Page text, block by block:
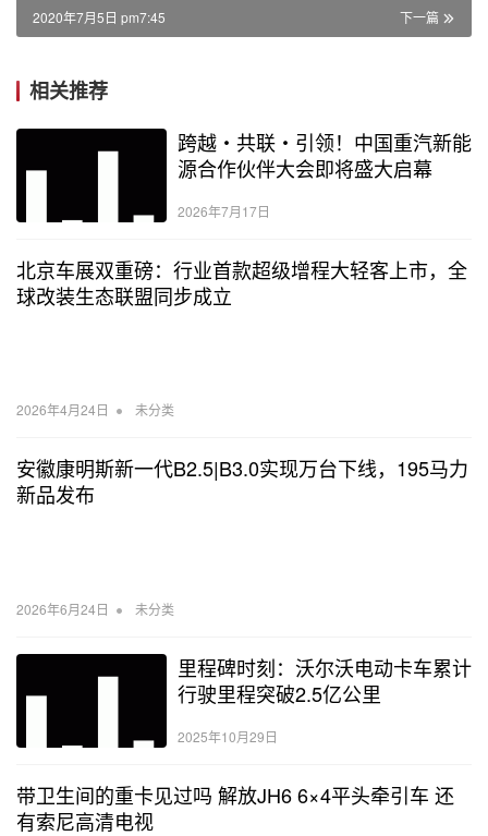
下一篇
2020年7月5日 pm7:45
相关推荐
跨越・共联・引领！中国重汽新能
源合作伙伴大会即将盛大启幕
2026年7月17日
北京车展双重磅：行业首款超级增程大轻客上市，全
球改装生态联盟同步成立
2026年4月24日 • 未分类
安徽康明斯新一代B2.5|B3.0实现万台下线，195马力
新品发布
2026年6月24日 • 未分类
里程碑时刻：沃尔沃电动卡车累计
行驶里程突破2.5亿公里
2025年10月29日
带卫生间的重卡见过吗 解放JH6 6×4平头牵引车 还
有索尼高清电视